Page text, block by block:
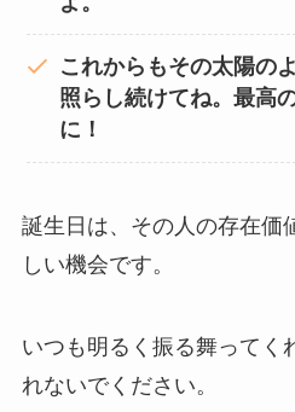
これからもその太陽の
照らし続けてね。最高
に！
誕生日は、その人の存在価
しい機会です。
いつも明るく振る舞ってく
れないでください。